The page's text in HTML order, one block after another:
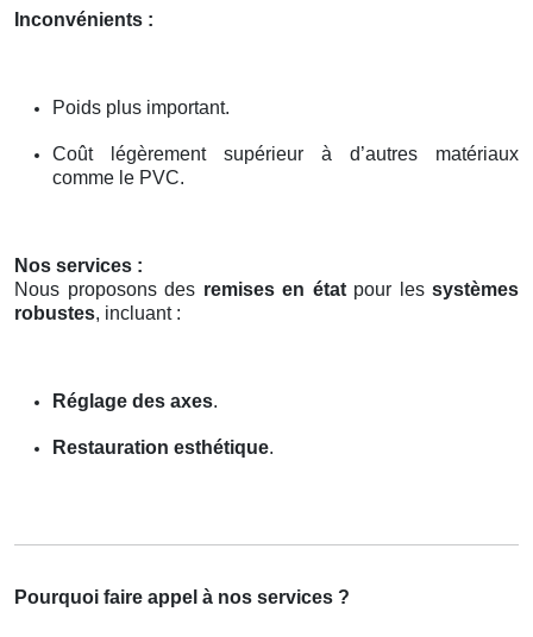
Inconvénients :
Poids plus important.
Coût légèrement supérieur à d’autres matériaux
comme le PVC.
Nos services :
Nous proposons des remises en étatpour les systèmes
robustes, incluant :
Réglage des axes.
Restauration esthétique.
Pourquoi faire appel à nos services ?